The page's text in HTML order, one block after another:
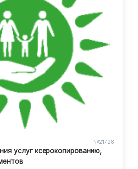
№21728
услуг ксерокопированию,